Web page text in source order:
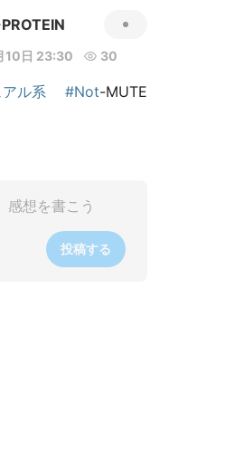
10日 23:30 30
ル系 #Not-MUTE
投稿する